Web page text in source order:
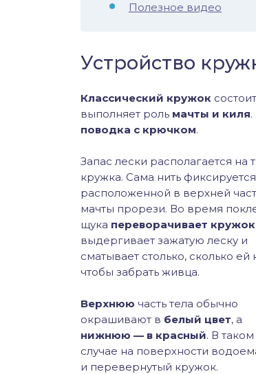
Полезное видео
Устройство
Классический кружок
выполняет роль мачты и киля
поводка с крючком.
Запас лески располагается на
кружка. Сама нить
расположенной в верхней
мачты прорези. Во время
щука переворачивает кружок
выдергивает зажатую леску и
сматывает столько, сколько ей
чтобы забрать живца.
Верхнюю часть тела обычно
окрашивают в белый цвет, а
нижнюю — в красный. В таком
случае на поверхности
и перевернутый кружок.